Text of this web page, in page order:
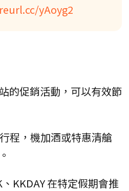
yAoyg2
的促銷活動，可以有效節
程，機加酒或特惠清艙
、KKDAY 在特定假期會推